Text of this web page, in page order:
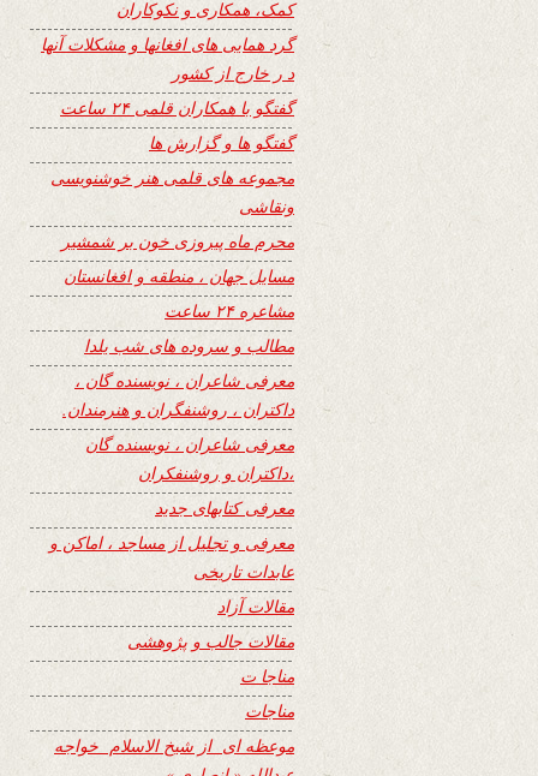
کمک، همکاری و نکوکاران
گرد همایی های افغانها و مشکلات آنها
د ر خارج از کشور
گفتگو با همکاران قلمی ۲۴ ساعت
گفتگو ها و گزارش ها
مجموعه های قلمی هنر خوشنویسی
ونقاشی
محرم ماه پیروزی خون بر شمشیر
مسایل جهان ، منطقه و افغانستان
مشاعره ۲۴ ساعت
مطالب و سروده های شب یلدا
معرفی شاعران ، نویسنده گان ،
داکتران ، روشنفگران و هنرمندان.
معرفی شاعران ، نویسنده گان
،داکتران و روشنفکران
معرفی کتابهای جدید
معرفی و تجلیل از مساجد ، اماکن و
عابدات تاریخی
مقالات آزاد
مقالات جالب و پژوهشی
مناجا ت
مناجات
موعظه ای از شیخ الاسلام خواجه